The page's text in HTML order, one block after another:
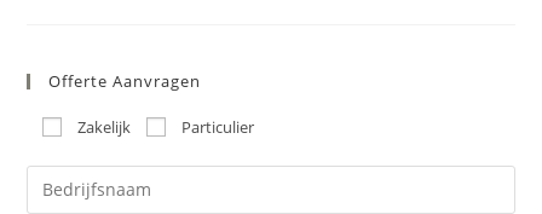
Terras
Zwembad
Offerte Aanvragen
Zakelijk Particulier